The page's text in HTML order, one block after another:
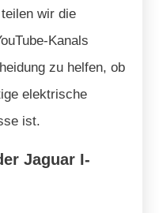
wir die
Kanals
zu helfen, ob
elektrische
ist.
Jaguar I-